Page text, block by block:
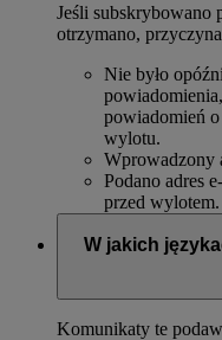
Jeśli subskrybowano
otrzymano,
Nie było
powiadomień
wylotu.
Wprowadzony
Podano adres
przed wylotem.
W jakich
Komunikaty te